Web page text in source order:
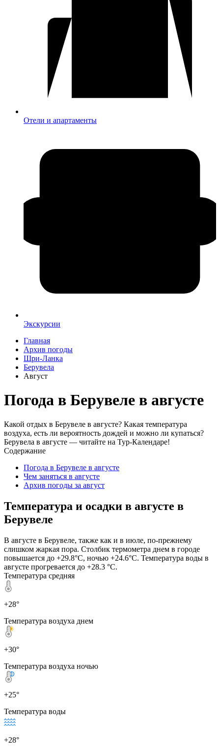
Отели и апартаменты
Экскурсии
Главная
Архив погоды
Шри-Ланка
Берувела
Август
Погода в Берувеле в августе
Какой отдых в Берувеле в августе? Какая температура
воздуха, есть ли вероятность дождей и можно ли купаться?
Берувела в августе — читайте на Тур-Календаре!
Содержание
Погода в Берувеле в августе
Чем заняться в августе
Архив погоды за август
Температура и осадки в августе в
Берувеле
В августе в Берувеле, также как и в июле, по-прежнему
слишком жаркая пора. Столбик термометра днем в городе
повышается до +29.8°C, ночью +24.6°C. Температура воды в
августе прогревается до +28.3 °C.
Температура средняя
+28°
Температура воздуха днем
+30°
Температура воздуха ночью
+25°
Температура воды
+28°